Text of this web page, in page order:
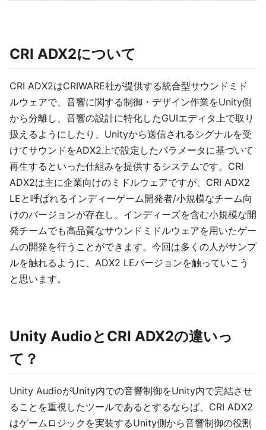
CRI ADX2について
CRI ADX2はCRIWARE社が提供する統合型サウンドミド
ルウェアで、音響に関する制御・デザイン作業をUnity側
から分離し、音響の設計に特化したGUIエディタ上で取り
扱えるようにしたり、Unityから送信されるシグナルを受
けてサウンドをADX2上で設定したパラメータに基づいて
再生するといった仕組みを提供するシステムです。CRI
ADX2は主に企業向けのミドルウェアですが、CRI ADX2
LEと呼ばれるインディーゲーム開発者/小規模なチーム向
けのバージョンが存在し、インディーズを含む小規模な開
発チームでも高品質なサウンドミドルウェアを用いたゲー
ムの開発を行うことができます。今回は多くの人がサンプ
ルを触れるように、ADX2 LEバージョンを触っていこう
と思います。
Unity AudioとCRI ADX2の違いっ
て？
Unity AudioがUnity内での音響制御をUnity内で完結させ
ることを重視したツールであるとするならば、CRI ADX2
はゲームロジックを実装するUnity側から音響制御の役割